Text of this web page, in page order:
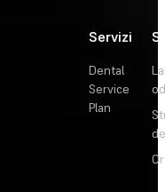
Servizi
Dental
Service
Plan